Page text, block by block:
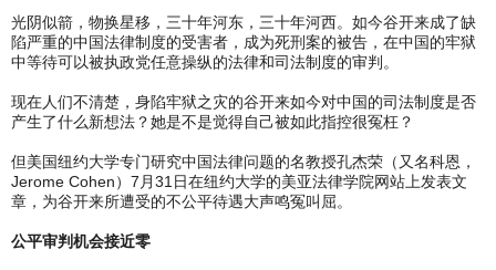
光阴似箭，物换星移，三十年河东，三十年河西。如今谷开来成了缺
陷严重的中国法律制度的受害者，成为死刑案的被告，在中国的牢狱
中等待可以被执政党任意操纵的法律和司法制度的审判。
现在人们不清楚，身陷牢狱之灾的谷开来如今对中国的司法制度是否
产生了什么新想法？她是不是觉得自己被如此指控很冤枉？
但美国纽约大学专门研究中国法律问题的名教授孔杰荣（又名科恩，
Jerome Cohen）7月31日在纽约大学的美亚法律学院网站上发表文
章，为谷开来所遭受的不公平待遇大声鸣冤叫屈。
公平审判机会接近零